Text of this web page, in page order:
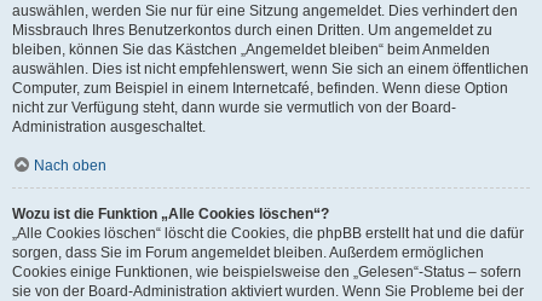
auswählen, werden Sie nur für eine Sitzung angemeldet. Dies verhindert den
Missbrauch Ihres Benutzerkontos durch einen Dritten. Um angemeldet zu
bleiben, können Sie das Kästchen „Angemeldet bleiben“ beim Anmelden
auswählen. Dies ist nicht empfehlenswert, wenn Sie sich an einem öffentlichen
Computer, zum Beispiel in einem Internetcafé, befinden. Wenn diese Option
nicht zur Verfügung steht, dann wurde sie vermutlich von der Board-
Administration ausgeschaltet.
Nach oben
Wozu ist die Funktion „Alle Cookies löschen“?
„Alle Cookies löschen“ löscht die Cookies, die phpBB erstellt hat und die dafür
sorgen, dass Sie im Forum angemeldet bleiben. Außerdem ermöglichen
Cookies einige Funktionen, wie beispielsweise den „Gelesen“-Status – sofern
sie von der Board-Administration aktiviert wurden. Wenn Sie Probleme bei der